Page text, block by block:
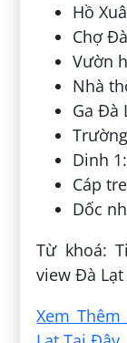
Hồ
Chợ
Vườn
Nhà
Ga Đà
Dinh 1:
Cáp
Dốc
Từ khoá:
view Đà
Xem